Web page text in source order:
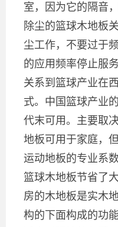
室，因为它的隔音
除尘的篮球木地板
尘工作，不要过于
的应用频率停止服
关系到篮球产业在
式。中国篮球产业
代末可用。主要取
地板可用于家庭，
运动地板的专业系
篮球木地板节省了
房的木地板是实木
构的下面构成的功